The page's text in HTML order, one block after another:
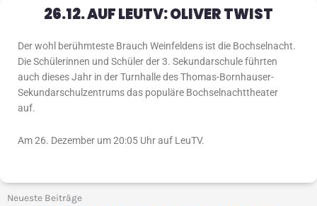
26.12. AUF LEUTV: OLIVER TWIST
Der wohl berühmteste Brauch Weinfeldens ist die Bochselnacht.
Die Schülerinnen und Schüler der 3. Sekundarschule führten
auch dieses Jahr in der Turnhalle des Thomas-Bornhauser-
Sekundarschulzentrums das populäre Bochselnachttheater
auf.
Am 26. Dezember um 20:05 Uhr auf LeuTV.
Neueste Beiträge